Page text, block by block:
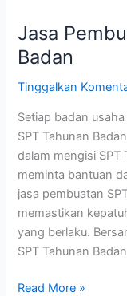
Jasa
Badan
Tinggalkan
Setiap badan
SPT Tahunan
dalam mengisi SPT
meminta bantuan
jasa pembuatan
memastikan
yang berlaku.
SPT Tahunan
Read More »